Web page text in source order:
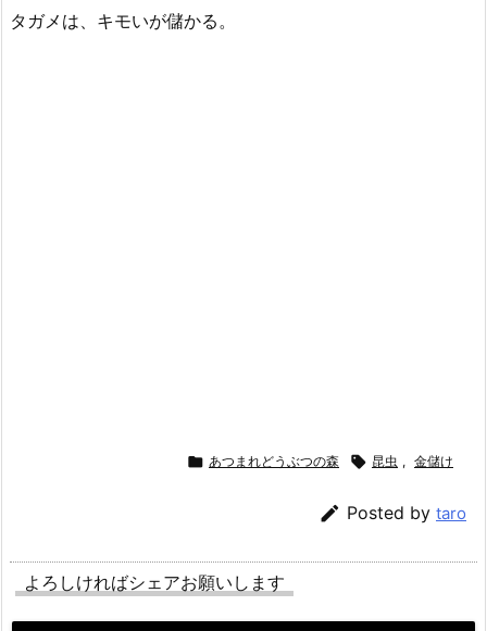
タガメは、キモいが儲かる。
 あつまれどうぶつの森  昆虫 , 金儲け
 Posted by taro
よろしければシェアお願いします